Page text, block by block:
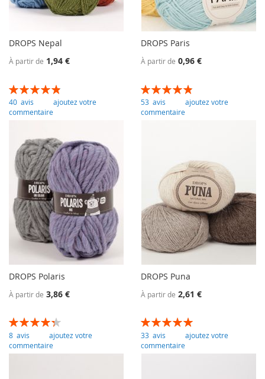
DROPS Nepal
À partir de 1,94 €
Évaluation:
98
% of100
40 avis
ajoutez votre
commentaire
DROPS Paris
À partir de 0,96 €
Évaluation:
97
% of100
53 avis
ajoutez votre
commentaire
DROPS Polaris
À partir de 3,86 €
Évaluation:
88
% of100
8 avis
ajoutez votre
commentaire
DROPS Puna
À partir de 2,61 €
Évaluation:
100
% of100
33 avis
ajoutez votre
commentaire